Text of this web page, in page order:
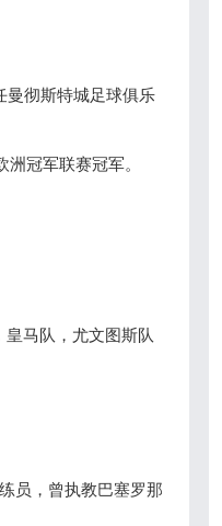
曼彻斯特城足球俱乐
冠军联赛冠军。
马队，尤文图斯队
员，曾执教巴塞罗那